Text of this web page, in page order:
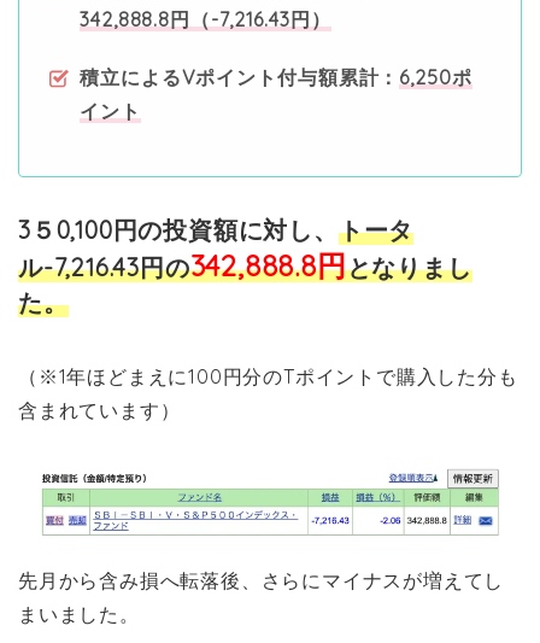
342,888.8円（-7,216.43円）
積立によるVポイント付与額累計： 6,250ポ
イント
3５0,100円の投資額に対し、 トータ
ル-7,216.43円の342,888.8円となりまし
た。
（※1年ほどまえに100円分のTポイントで購入した分も
含まれています）
先月から含み損へ転落後、さらにマイナスが増えてし
まいました。